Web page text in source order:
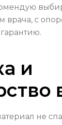
врача, с
и
не